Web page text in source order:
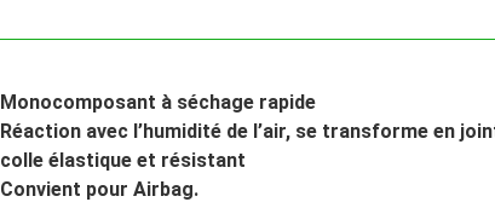
Monocomposant à séchage rapide
Réaction avec l’humidité de l’air, se transforme en
colle élastique et résistant
Convient pour Airbag.